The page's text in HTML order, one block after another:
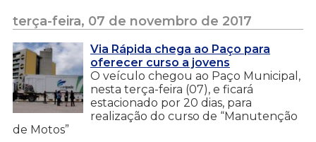
terça-feira, 07 de novembro de 2017
Via Rápida chega ao Paço para
oferecer curso a jovens
O veículo chegou ao Paço Municipal,
nesta terça-feira (07), e ficará
estacionado por 20 dias, para
realização do curso de “Manutenção
de Motos”